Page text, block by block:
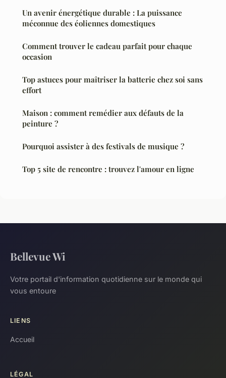
Un avenir énergétique durable : La puissance
méconnue des éoliennes domestiques
Comment trouver le cadeau parfait pour chaque
occasion
Top astuces pour maîtriser la batterie chez soi sans
effort
Maison : comment remédier aux défauts de la
peinture ?
Pourquoi assister à des festivals de musique ?
Top 5 site de rencontre : trouvez l'amour en ligne
Bellevue Wi
Votre portail d'information quotidienne sur le monde qui
vous entoure
LIENS
Accueil
LÉGAL